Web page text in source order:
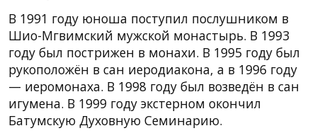
В 1991 году юноша поступил послушником в
Шио-Мгвимский мужской монастырь. В 1993
году был пострижен в монахи. В 1995 году был
рукоположён в сан иеродиакона, а в 1996 году
— иеромонаха. В 1998 году был возведён в сан
игумена. В 1999 году экстерном окончил
Батумскую Духовную Семинарию.